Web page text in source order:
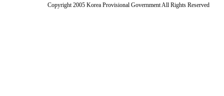
Copyright 2005 Korea Provisional Government All Rights Reserved